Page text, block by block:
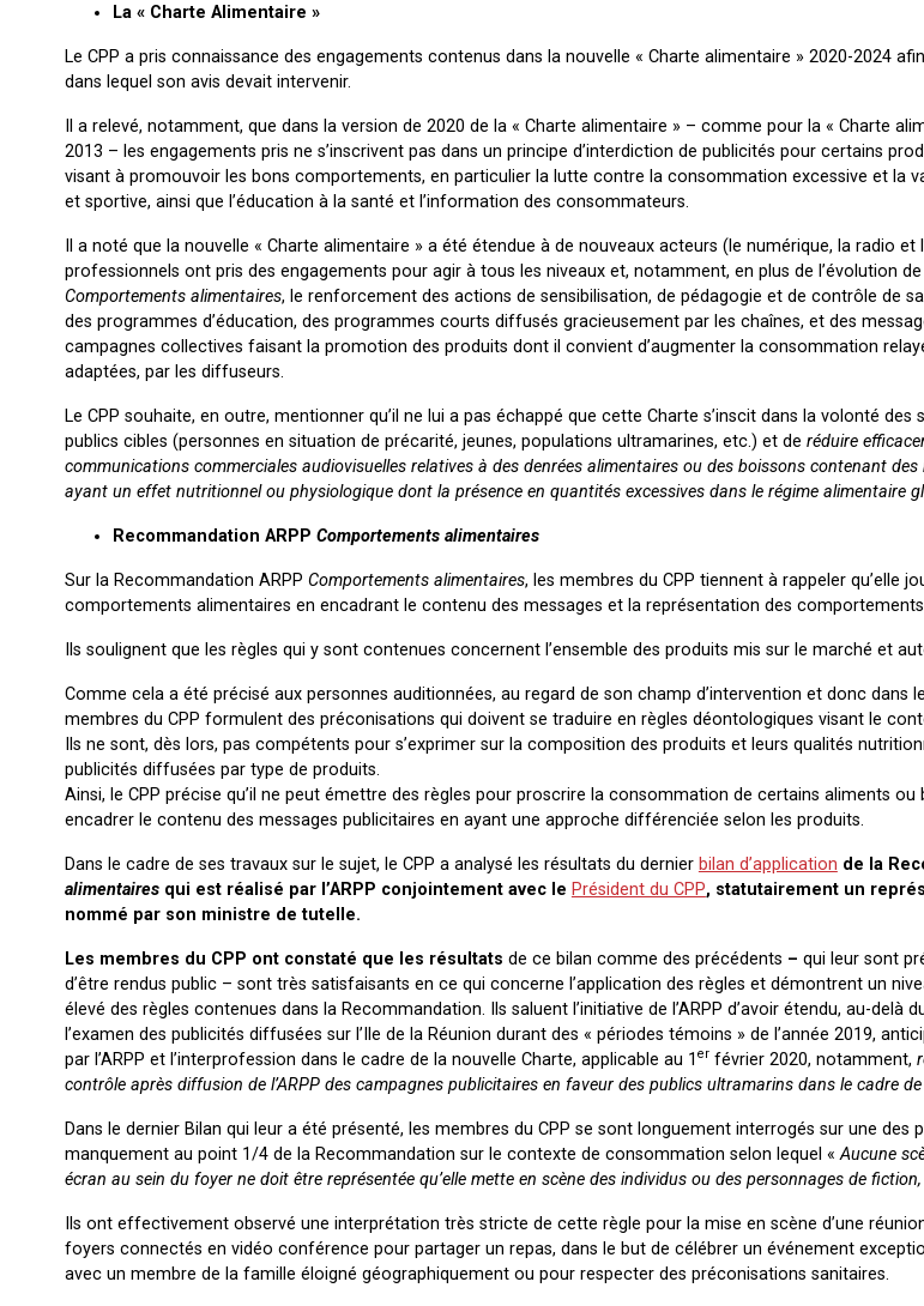
La « Charte Alimentaire »
Le CPP a pris connaissance des engagements contenus dans la nouvelle « Charte alimentaire » 2020-2024
dans lequel son avis devait intervenir.
Il a relevé, notamment, que dans la version de 2020 de la « Charte alimentaire » – comme pour la « Charte
2013 – les engagements pris ne s’inscrivent pas dans un principe d’interdiction de publicités pour certains
visant à promouvoir les bons comportements, en particulier la lutte contre la consommation excessive et la
et sportive, ainsi que l’éducation à la santé et l’information des consommateurs.
Il a noté que la nouvelle « Charte alimentaire » a été étendue à de nouveaux acteurs (le numérique, la radio et
professionnels ont pris des engagements pour agir à tous les niveaux et, notamment, en plus de l’évolution
Comportements alimentaires, le renforcement des actions de sensibilisation, de pédagogie et de contrôle de
des programmes d’éducation, des programmes courts diffusés gracieusement par les chaînes, et des
campagnes collectives faisant la promotion des produits dont il convient d’augmenter la consommation
adaptées, par les diffuseurs.
Le CPP souhaite, en outre, mentionner qu’il ne lui a pas échappé que cette Charte s’inscit dans la volonté des
publics cibles (personnes en situation de précarité, jeunes, populations ultramarines, etc.) et de réduire
communications commerciales audiovisuelles relatives à des denrées alimentaires ou des boissons contenant
ayant un effet nutritionnel ou physiologique dont la présence en quantités excessives dans le régime alimentaire
Recommandation ARPP Comportements alimentaires
Sur la Recommandation ARPP Comportements alimentaires, les membres du CPP tiennent à rappeler qu’elle
comportements alimentaires en encadrant le contenu des messages et la représentation des
Ils soulignent que les règles qui y sont contenues concernent l’ensemble des produits mis sur le marché et
Comme cela a été précisé aux personnes auditionnées, au regard de son champ d’intervention et donc dans
membres du CPP formulent des préconisations qui doivent se traduire en règles déontologiques visant le
Ils ne sont, dès lors, pas compétents pour s’exprimer sur la composition des produits et leurs qualités
publicités diffusées par type de produits.
Ainsi, le CPP précise qu’il ne peut émettre des règles pour proscrire la consommation de certains aliments
encadrer le contenu des messages publicitaires en ayant une approche différenciée selon les produits.
Dans le cadre de ses travaux sur le sujet, le CPP a analysé les résultats du dernier bilan d’application de la
alimentairesqui est réalisé par l’ARPP conjointement avec le Président du CPP, statutairement un
nommé par son ministre de tutelle.
Les membres du CPP ont constaté que les résultats de ce bilan comme des précédents – qui leur sont
d’être rendus public – sont très satisfaisants en ce qui concerne l’application des règles et démontrent un
élevé des règles contenues dans la Recommandation. Ils saluent l’initiative de l’ARPP d’avoir étendu, au-delà
l’examen des publicités diffusées sur l’Ile de la Réunion durant des « périodes témoins » de l’année 2019,
par l’ARPP et l’interprofession dans le cadre de la nouvelle Charte, applicable au 1 er février 2020, notamment,
contrôle après diffusion de l’ARPP des campagnes publicitaires en faveur des publics ultramarins dans le cadre
Dans le dernier Bilan qui leur a été présenté, les membres du CPP se sont longuement interrogés sur une des
manquement au point 1/4 de la Recommandation sur le contexte de consommation selon lequel «Aucune
écran au sein du foyer ne doit être représentée qu’elle mette en scène des individus ou des personnages de
Ils ont effectivement observé une interprétation très stricte de cette règle pour la mise en scène d’une
foyers connectés en vidéo conférence pour partager un repas, dans le but de célébrer un événement
avec un membre de la famille éloigné géographiquement ou pour respecter des préconisations sanitaires.